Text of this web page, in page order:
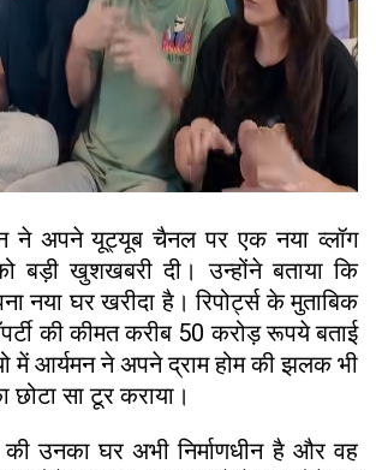
ने अपने यूट्यूब चैनल पर एक नया व्लॉग
खुशखबरी दी। उन्होंने बताया कि
नया घर खरीदा है। रिपोर्ट्स के मुताबिक
की कीमत करीब 50 करोड़ रूपये बताई
में आर्यमन ने अपने द्राम होम की झलक भी
सा टूर कराया।
की उनका घर अभी निर्माणधीन है और वह